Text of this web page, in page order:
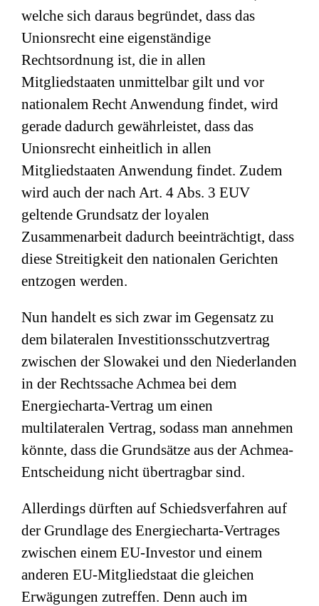
welche sich daraus begründet, dass das
Unionsrecht eine eigenständige
Rechtsordnung ist, die in allen
Mitgliedstaaten unmittelbar gilt und vor
nationalem Recht Anwendung findet, wird
gerade dadurch gewährleistet, dass das
Unionsrecht einheitlich in allen
Mitgliedstaaten Anwendung findet. Zudem
wird auch der nach Art. 4 Abs. 3 EUV
geltende Grundsatz der loyalen
Zusammenarbeit dadurch beeinträchtigt, dass
diese Streitigkeit den nationalen Gerichten
entzogen werden.
Nun handelt es sich zwar im Gegensatz zu
dem bilateralen Investitionsschutzvertrag
zwischen der Slowakei und den Niederlanden
in der Rechtssache Achmea bei dem
Energiecharta-Vertrag um einen
multilateralen Vertrag, sodass man annehmen
könnte, dass die Grundsätze aus der Achmea-
Entscheidung nicht übertragbar sind.
Allerdings dürften auf Schiedsverfahren auf
der Grundlage des Energiecharta-Vertrages
zwischen einem EU-Investor und einem
anderen EU-Mitgliedstaat die gleichen
Erwägungen zutreffen. Denn auch im